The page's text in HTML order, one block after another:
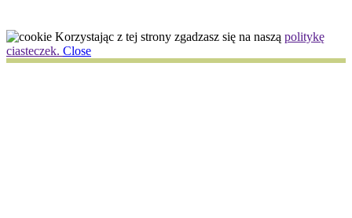
Korzystając z tej strony zgadzasz się na naszą politykę
ciasteczek. Close